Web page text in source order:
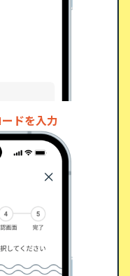
ドを入力